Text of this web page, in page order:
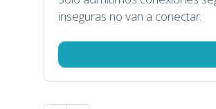
inseguras no van a conectar.